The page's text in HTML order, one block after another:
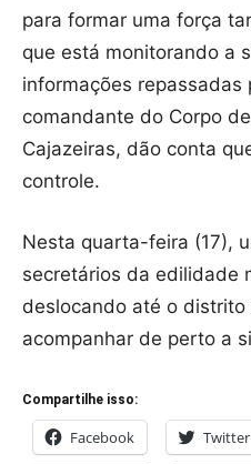
para formar uma força
que está monitorando a
informações repassadas
comandante do Corpo
Cajazeiras, dão conta
controle.
Nesta quarta-feira (17),
secretários da edilidade
deslocando até o distrito
acompanhar de perto a
Compartilhe isso:
Facebook Twitter